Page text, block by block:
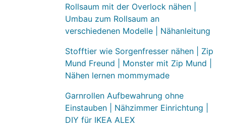
Rollsaum mit der Overlock nähen |
Umbau zum Rollsaum an
verschiedenen Modelle | Nähanleitung
Stofftier wie Sorgenfresser nähen | Zip
Mund Freund | Monster mit Zip Mund |
Nähen lernen mommymade
Garnrollen Aufbewahrung ohne
Einstauben | Nähzimmer Einrichtung |
DIY für IKEA ALEX